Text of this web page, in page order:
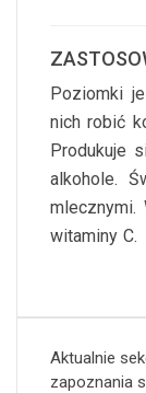
Poziomki
nich robić
Produkuje
alkohole.
mlecznymi.
witaminy C.
Aktualnie
zapoznania